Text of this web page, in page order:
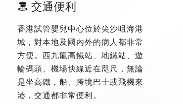
交通便利
香港試管嬰兒中心位於尖沙咀海港
城，對本地及國内外的病人都非常
方便。西九龍高鐵站、地鐵站、遊
輪碼頭、機場快線近在咫尺，無論
是坐高鐵，船、跨境巴士或飛機來
港，交通都非常便利。